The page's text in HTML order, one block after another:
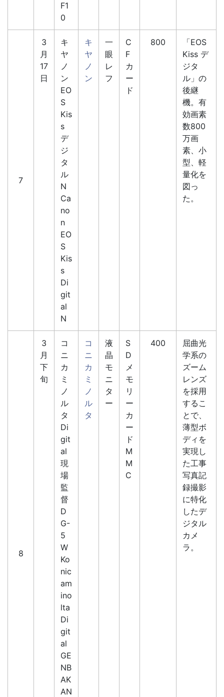
F1
0
7
3
月
17
日
キ
ヤ
ノ
ン
EO
S
Kis
s
デ
ジ
タ
ル
N
Ca
no
n
EO
S
Kis
s
Di
git
al
N
キ
ヤ
ノ
ン
一
眼
レ
フ
C
F
カ
ー
ド
800
「EOS
Kiss デ
ジタ
ル」の
後継
機。有
効画素
数800
万画
素、小
型、軽
量化を
図っ
た。
8
3
月
下
旬
コ
ニ
カ
ミ
ノ
ル
タ
Di
git
al
現
場
監
督
D
G-
5
W
Ko
nic
am
ino
lta
Di
git
al
GE
NB
AK
AN
コ
ニ
カ
ミ
ノ
ル
タ
液
晶
モ
ニ
タ
ー
S
D
メ
モ
リ
ー
カ
ー
ド
M
M
C
400
屈曲光
学系の
ズーム
レンズ
を採用
するこ
とで、
薄型ボ
ディを
実現し
た工事
写真記
録撮影
に特化
したデ
ジタル
カメ
ラ。